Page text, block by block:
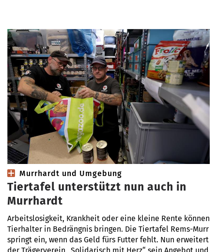
Murrhardt und Umgebung
Tiertafel unterstützt nun auch in
Murrhardt
Arbeitslosigkeit, Krankheit oder eine kleine Rente können
Tierhalter in Bedrängnis bringen. Die Tiertafel Rems-Murr
springt ein, wenn das Geld fürs Futter fehlt. Nun erweitert
der Trägerverein „Solidarisch mit Herz“ sein Angebot und